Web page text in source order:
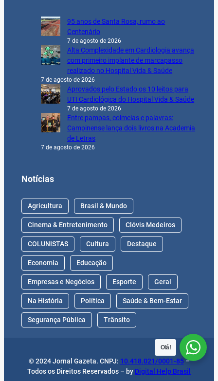
95 anos de Santa Rosa, rumo ao
Centenário
7 de agosto de 2026
Alta Complexidade em Cardiologia avança
com primeiro implante de marcapasso
realizado no Hospital Vida & Saúde
7 de agosto de 2026
Aprovados pelo Estado os 10 leitos para
UTI Cardiológica do Hospital Vida & Saúde
7 de agosto de 2026
Entre pampas, colmeias e palavras:
Campinense lança dois livros na Academia
de Letras
7 de agosto de 2026
Notícias
Agricultura Brasil & Mundo
Cinema & Entretenimento Clóvis Medeiros
COLUNISTAS Cultura Destaque
Economia Educação
Empresas e Negócios Esporte Geral
Na História Política Saúde & Bem-Estar
Segurança Pública Trânsito
© 2024 Jornal Gazeta. CNPJ: 10.418.021/0001-85–
Todos os Direitos Reservados – by Digital Help Brasil
Olá!